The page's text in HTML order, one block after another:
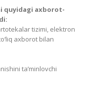
quyidagi axborot-
tizimi, elektron
axborot bilan
ta’minlovchi